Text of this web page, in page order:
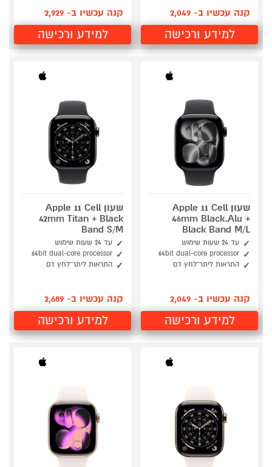
קנה עכשיו ב- 2,049
למידע ורכישה
קנה עכשיו ב- 2,929
למידע ורכישה
שעון Apple 11 Cell
46mm Black.Alu +
Black Band M/L
עד 24 שעות שימוש
64bit dual-core processor
התראות ליתר־לחץ דם
קנה עכשיו ב- 2,049
למידע ורכישה
שעון Apple 11 Cell
42mm Titan + Black
Band S/M
עד 24 שעות שימוש
64bit dual-core processor
התראות ליתר־לחץ דם
קנה עכשיו ב- 2,689
למידע ורכישה